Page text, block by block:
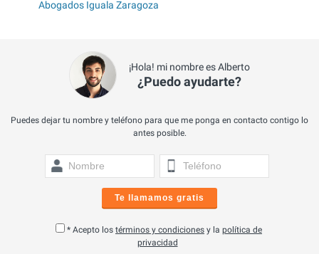
Abogados Iguala Zaragoza
¡Hola! mi nombre es Alberto
¿Puedo ayudarte?
Puedes dejar tu nombre y teléfono para que me ponga en contacto contigo lo
antes posible.
Te llamamos gratis
* Acepto los términos y condiciones y la política de
privacidad